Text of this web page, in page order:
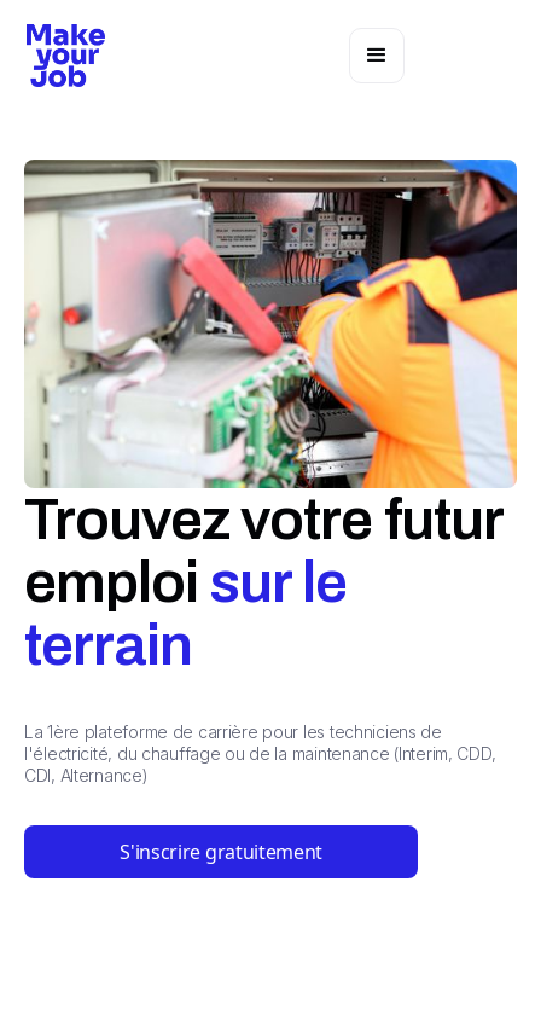
Trouvez votre futur
emploi sur le
terrain
La 1ère plateforme de carrière pour les techniciens de
l'électricité, du chauffage ou de la maintenance (Interim, CDD,
CDI, Alternance)
S'inscrire gratuitement